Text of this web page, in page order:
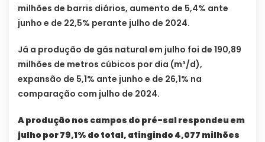
milhões de barris diários, aumento de 5,4% ante
junho e de 22,5% perante julho de 2024.
Já a produção de gás natural em julho foi de 190,89
milhões de metros cúbicos por dia (m³/d),
expansão de 5,1% ante junho e de 26,1% na
comparação com julho de 2024.
A produção nos campos do pré-sal respondeu em
julho por 79,1% do total, atingindo 4,077 milhões